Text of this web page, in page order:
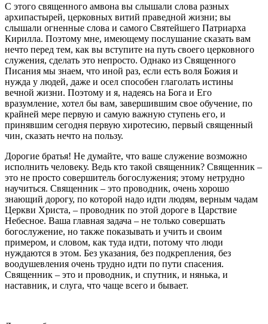
С этого священного амвона вы слышали слова разных
архипастырей, церковных витий праведной жизни; вы
слышали огненные слова и самого Святейшего Патриарха
Кирилла. Поэтому мне, имеющему послушание сказать вам
нечто перед тем, как вы вступите на путь своего церковного
служения, сделать это непросто. Однако из Священного
Писания мы знаем, что иной раз, если есть воля Божия и
нужда у людей, даже и осел способен глаголать истины
вечной жизни. Поэтому и я, надеясь на Бога и Его
вразумление, хотел бы вам, завершившим свое обучение, по
крайней мере первую и самую важную ступень его, и
принявшим сегодня первую хиротесию, первый священный
чин, сказать нечто на пользу.
Дорогие братья! Не думайте, что ваше служение возможно
исполнить человеку. Ведь кто такой священник? Священник –
это не просто совершитель богослужения; этому нетрудно
научиться. Священник – это проводник, очень хорошо
знающий дорогу, по которой надо идти людям, верным чадам
Церкви Христа, – проводник по этой дороге в Царствие
Небесное. Ваша главная задача – не только совершать
богослужение, но также показывать и учить и своим
примером, и словом, как туда идти, потому что люди
нуждаются в этом. Без указания, без подкрепления, без
воодушевления очень трудно идти по пути спасения.
Священник – это и проводник, и спутник, и нянька, и
наставник, и слуга, что чаще всего и бывает.